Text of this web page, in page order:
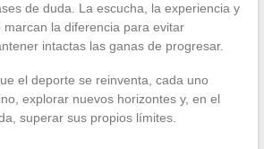
de duda. La escucha, la experiencia y
la diferencia para evitar
intactas las ganas de progresar.
el deporte se reinventa, cada uno
explorar nuevos horizontes y, en el
superar sus propios límites.